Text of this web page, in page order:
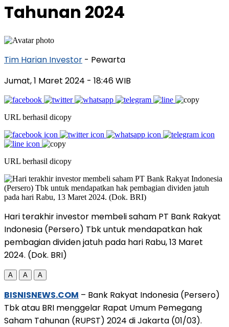
Tahunan 2024
Tim Harian Investor - Pewarta
Jumat, 1 Maret 2024 - 18:46 WIB
URL berhasil dicopy
URL berhasil dicopy
Hari terakhir investor membeli saham PT Bank Rakyat
Indonesia (Persero) Tbk untuk mendapatkan hak
pembagian dividen jatuh pada hari Rabu, 13 Maret
2024. (Dok. BRI)
A A A
BISNISNEWS.COM – Bank Rakyat Indonesia (Persero)
Tbk atau BRI menggelar Rapat Umum Pemegang
Saham Tahunan (RUPST) 2024 di Jakarta (01/03).